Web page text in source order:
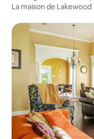
La maison de Lakewood